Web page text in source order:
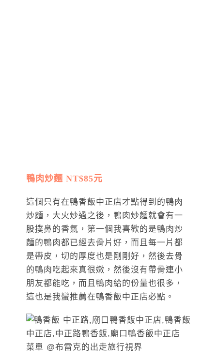
鴨肉炒麵 NT$85元
這個只有在鴨香飯中正店才點得到的鴨肉
炒麵，大火炒過之後，鴨肉炒麵就會有一
股撲鼻的香氣，第一個我喜歡的是鴨肉炒
麵的鴨肉都已經去骨片好，而且每一片都
是帶皮，切的厚度也是剛剛好，然後去骨
的鴨肉吃起來真很嫩，然後沒有帶骨連小
朋友都能吃，而且鴨肉給的份量也很多，
這也是我蠻推薦在鴨香飯中正店必點。